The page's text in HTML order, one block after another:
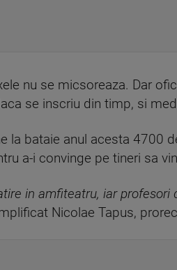
nu se micsoreaza. Dar
se inscriu din timp, si
la bataie anul acesta 4700
a-i convinge pe tineri sa
in amfiteatru, iar
Nicolae Tapus,